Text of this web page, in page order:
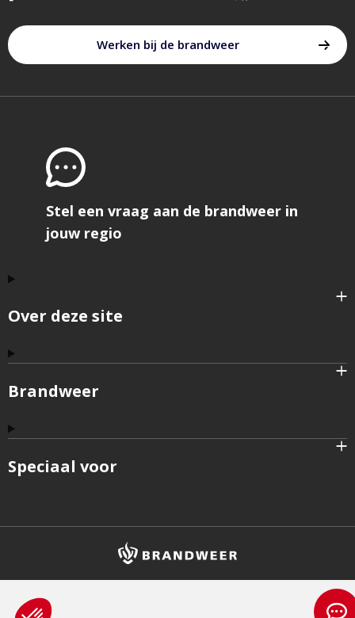
facebook
pagina
youtubevimeo
pagina
twitter
pagina
linkedin
pagina
instagram
pagina
feed
Werken bij de brandweer
Over deze site
Brandweer
Speciaal voor
Stel een vraag aan de brandweer in
jouw regio
Brandweer
homepagelink